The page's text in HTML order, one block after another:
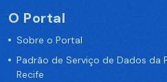
O Portal
Sobre o Portal
Padrão de Serviço de Dados da
Recife